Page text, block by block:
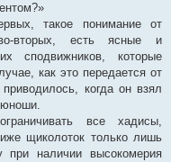
такое понимание от
вторых, есть ясные и
сподвижников, которые
как это передается от
когда он взял
юноши.
все хадисы,
щиколоток только лишь
при наличии высокомерия